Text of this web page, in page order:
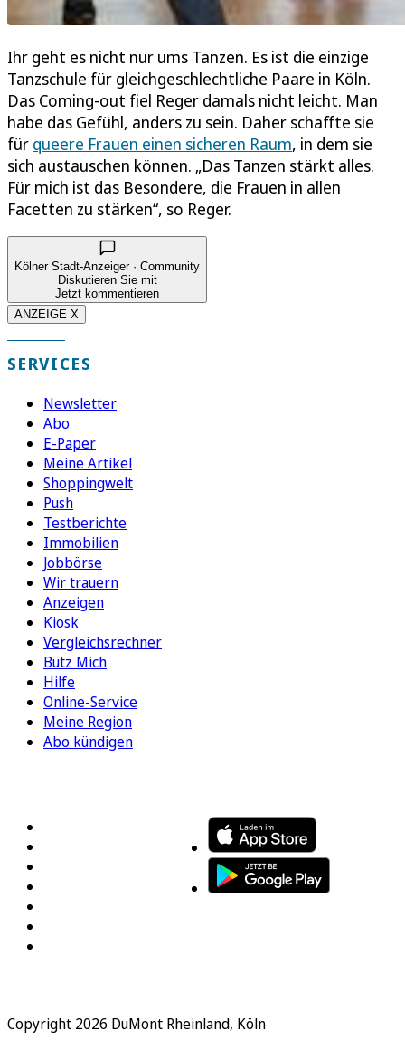
Ihr geht es nicht nur ums Tanzen. Es ist die einzige
Tanzschule für gleichgeschlechtliche Paare in Köln.
Das Coming-out fiel Reger damals nicht leicht. Man
habe das Gefühl, anders zu sein. Daher schaffte sie
für queere Frauen einen sicheren Raum, in dem sie
sich austauschen können. „Das Tanzen stärkt alles.
Für mich ist das Besondere, die Frauen in allen
Facetten zu stärken“, so Reger.
Kölner Stadt-Anzeiger · Community
Diskutieren Sie mit
Jetzt kommentieren
ANZEIGE X
SERVICES
Newsletter
Abo
E-Paper
Meine Artikel
Shoppingwelt
Push
Testberichte
Immobilien
Jobbörse
Wir trauern
Anzeigen
Kiosk
Vergleichsrechner
Bütz Mich
Hilfe
Online-Service
Meine Region
Abo kündigen
Copyright 2026 DuMont Rheinland, Köln